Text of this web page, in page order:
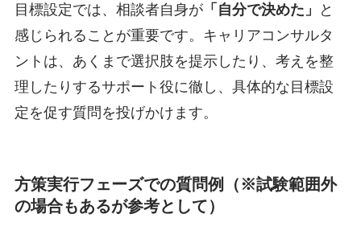
目標設定では、相談者自身が「自分で決めた」
と
感じられることが重要です。キャリアコンサルタ
ントは、あくまで選択肢を提示したり、考えを整
理したりするサポート役に徹し、具体的な目標設
定を促す質問を投げかけます。
方策実行フェーズでの質問例（※試験範囲外
の場合もあるが参考として）